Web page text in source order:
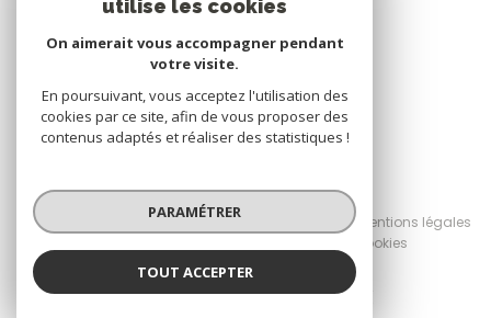
© 2026 | Tous droits réservés
Nos honoraires
Nos partenaires
Mentions légales
Cookies
utilise les cookies
On aimerait vous accompagner pendant
votre visite.
En poursuivant, vous acceptez l'utilisation des
cookies par ce site, afin de vous proposer des
contenus adaptés et réaliser des statistiques !
PARAMÉTRER
TOUT ACCEPTER